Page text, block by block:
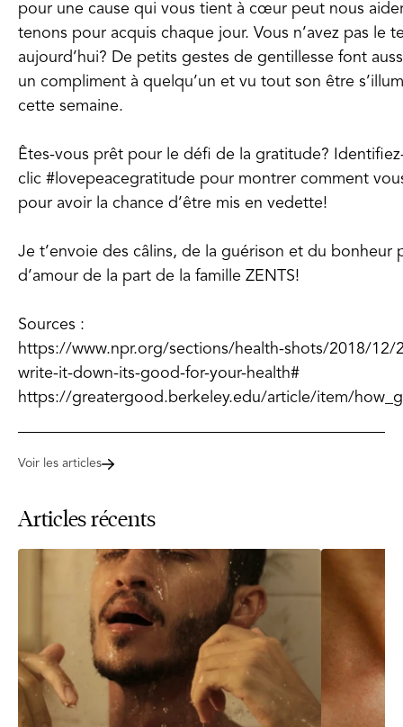
pour une cause qui vous tient à cœur peut nous
tenons pour acquis chaque jour. Vous n’avez pas le
aujourd’hui? De petits gestes de gentillesse font
un compliment à quelqu’un et vu tout son être
cette semaine.
Êtes-vous prêt pour le défi de la gratitude?
clic #lovepeacegratitude pour montrer comment
pour avoir la chance d’être mis en vedette!
Je t’envoie des câlins, de la guérison et du bonheur
d’amour de la part de la famille ZENTS!
Sources :
https://www.npr.org/sections/health-shots/2018/12/
write-it-down-its-good-for-your-health#
https://greatergood.berkeley.edu/article/item/
Voir les articles
Articles récents